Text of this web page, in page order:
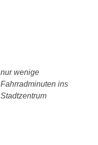
nur wenige
Fahrradminuten ins
Stadtzentrum